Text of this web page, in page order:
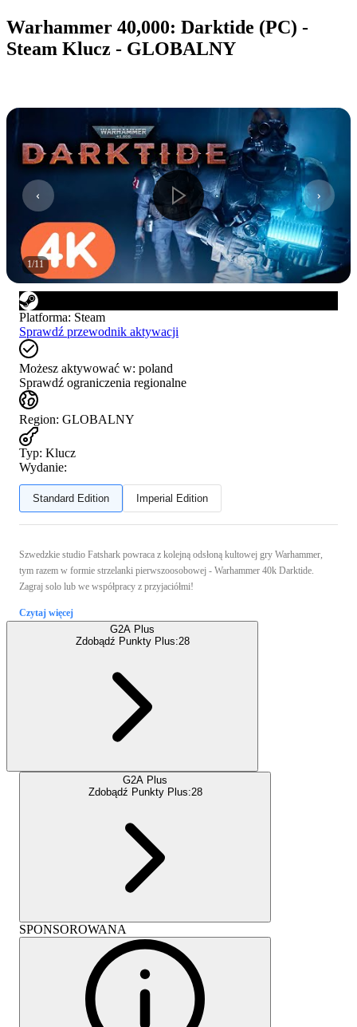
Warhammer 40,000: Darktide (PC) -
Steam Klucz - GLOBALNY
1/11
Platforma: Steam
Sprawdź przewodnik aktywacji
Możesz aktywować w: poland
Sprawdź ograniczenia regionalne
Region: GLOBALNY
Typ: Klucz
Wydanie:
Standard Edition Imperial Edition
Szwedzkie studio Fatshark powraca z kolejną odsłoną kultowej gry Warhammer,
tym razem w formie strzelanki pierwszoosobowej - Warhammer 40k Darktide.
Zagraj solo lub we współpracy z przyjaciółmi!
Czytaj więcej
G2A Plus
Zdobądź Punkty Plus:28
G2A Plus
Zdobądź Punkty Plus:28
SPONSOROWANA